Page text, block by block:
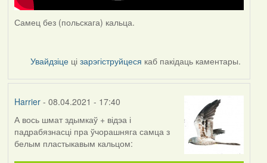
Самец без (польскага) кальца.
Увайдзіце цізарэгіструйцеся каб пакідаць каментары.
Harrier- 08.04.2021 - 17:40
А вось шмат здымкаў + відэа і
падрабязнасці пра ўчорашняга самца з
белым пластыкавым кальцом: